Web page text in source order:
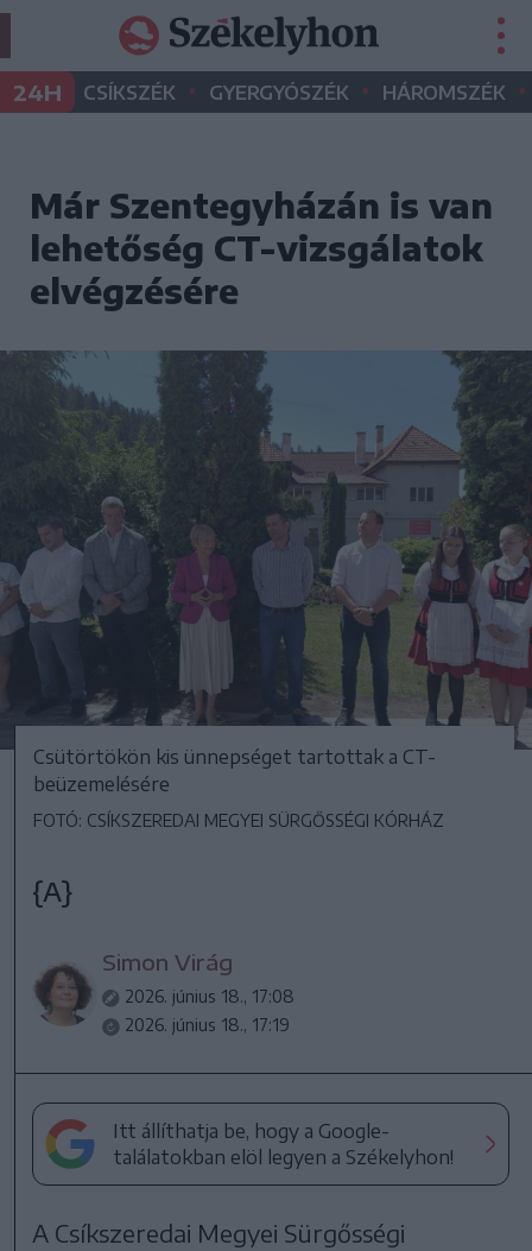
24H CSÍKSZÉK • GYERGYÓSZÉK • HÁROMSZÉK •
Már Szentegyházán is van
lehetőség CT-vizsgálatok
elvégzésére
Csütörtökön kis ünnepséget tartottak a CT-
beüzemelésére
FOTÓ: CSÍKSZEREDAI MEGYEI SÜRGŐSSÉGI KÓRHÁZ
{A}
Simon Virág
2026. június 18., 17:08
2026. június 18., 17:19
Itt állíthatja be, hogy a Google-
találatokban elöl legyen a Székelyhon!
A Csíkszeredai Megyei Sürgősségi